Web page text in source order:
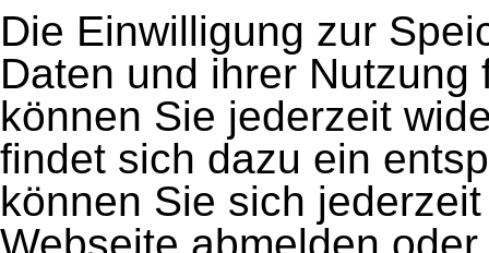
Die Einwilligung zur
Daten und ihrer
können Sie jederzeit
findet sich dazu ein
können Sie sich
Webseite abmelden